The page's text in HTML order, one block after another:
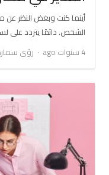
أينما كنت وبغض النظر
الشخص. دائمًا يتردد على
4 سنوات ago
Author
رؤى